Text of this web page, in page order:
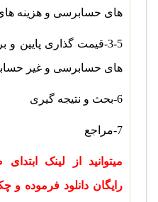
های حسابرسی و هزینه
3-5-قیمت گذاری پایین
های حسابرسی و غیر
6-بحث و نتیجه گیری
7-مراجع
میتوانید از لینک
رایگان دانلود فرموده و